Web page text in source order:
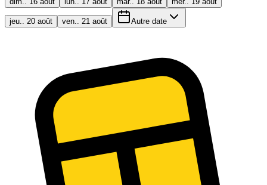
jeu.. 20 août ven.. 21 août Autre date